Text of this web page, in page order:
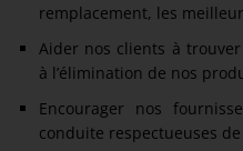
remplacement, les
Aider nos clients à
à l’élimination de nos
Encourager nos
conduite respectueuses